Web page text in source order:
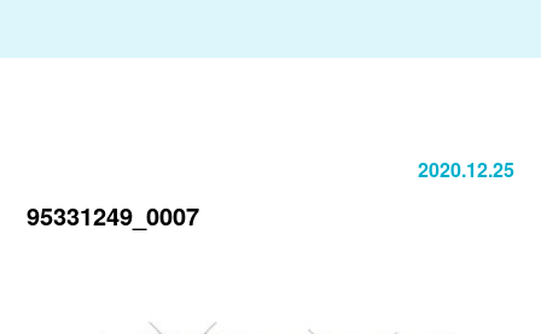
2020.12.25
95331249_0007